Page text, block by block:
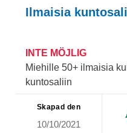
Ilmaisia
INTE MÖJLIG
Miehille 50+ ilmaisia
kuntosaliin
Skapad den
10/10/2021